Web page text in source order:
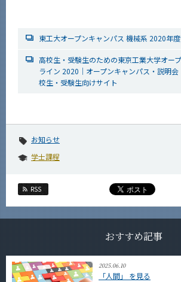
東工大オープンキャンパス 機械系 2020年
高校生・受験生のための東京工業大学オー
ライン 2020｜オープンキャンパス・説明
校生・受験生向けサイト
お知らせ
学士課程
RSS
おすすめ記事
2025.06.10
「人間」 を見る